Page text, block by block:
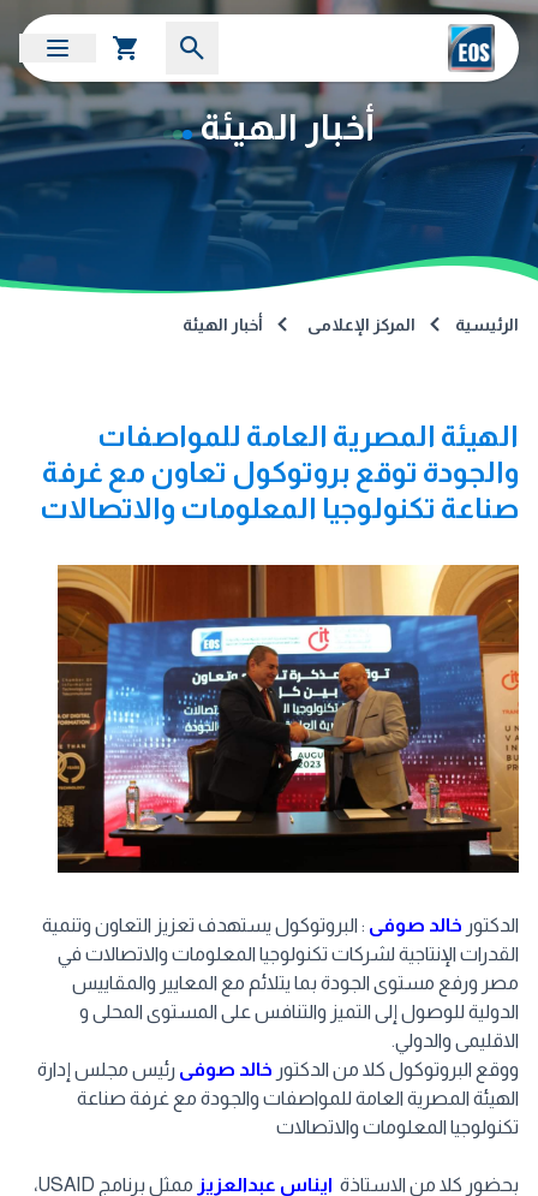
أخبار الهيئة
الرئيسية المركز الإعلامى أخبار الهيئة
الهيئة المصرية العامة للمواصفات
والجودة توقع بروتوكول تعاون مع غرفة
صناعة تكنولوجيا المعلومات والاتصالات
الدكتور خالد صوفى : البروتوكول يستهدف تعزيز التعاون وتنمية
القدرات الإنتاجية لشركات تكنولوجيا المعلومات والاتصالات في
مصر ورفع مستوى الجودة بما يتلائم مع المعايير والمقاييس
الدولية للوصول إلى التميز والتنافس على المستوى المحلى و
الاقليمى والدولي.
ووقع البروتوكول كلا من الدكتور خالد صوفى رئيس مجلس إدارة
الهيئة المصرية العامة للمواصفات والجودة مع غرفة صناعة
تكنولوجيا المعلومات والاتصالات
بحضور كلا من الاستاذة ايناس عبدالعزيز
ممثل برنامج USAID،